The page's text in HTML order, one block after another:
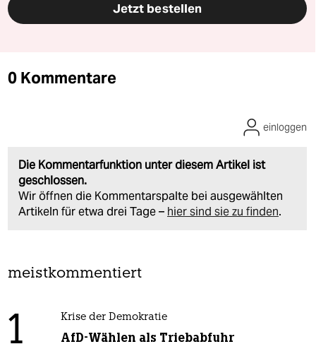
Jetzt bestellen
0 Kommentare
Die Kommentarfunktion unter diesem Artikel ist
geschlossen.
Wir öffnen die Kommentarspalte bei ausgewählten
Artikeln für etwa drei Tage – hier sind sie zu finden.
einloggen
meistkommentiert
1 Krise der Demokratie
AfD-Wählen als Triebabfuhr